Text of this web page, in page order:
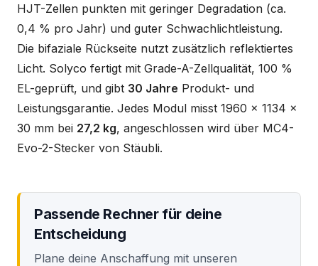
HJT-Zellen punkten mit geringer Degradation (ca.
0,4 % pro Jahr) und guter Schwachlichtleistung.
Die bifaziale Rückseite nutzt zusätzlich reflektiertes
Licht. Solyco fertigt mit Grade-A-Zellqualität, 100 %
EL-geprüft, und gibt 30 Jahre Produkt- und
Leistungsgarantie. Jedes Modul misst 1960 x 1134 x
30 mm bei 27,2 kg, angeschlossen wird über MC4-
Evo-2-Stecker von Stäubli.
Passende Rechner für deine
Entscheidung
Plane deine Anschaffung mit unseren